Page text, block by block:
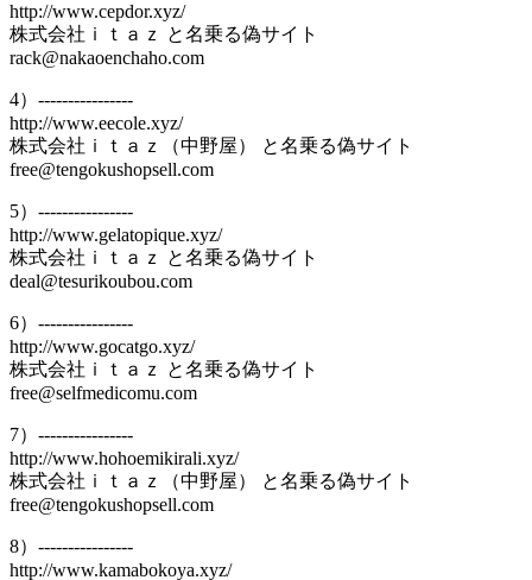
http://www.cepdor.xyz/
株式会社ｉｔａｚ と名乗る偽サイト
rack@nakaoenchaho.com
4）----------------
http://www.eecole.xyz/
株式会社ｉｔａｚ（中野屋） と名乗る偽サイト
free@tengokushopsell.com
5）----------------
http://www.gelatopique.xyz/
株式会社ｉｔａｚ と名乗る偽サイト
deal@tesurikoubou.com
6）----------------
http://www.gocatgo.xyz/
株式会社ｉｔａｚ と名乗る偽サイト
free@selfmedicomu.com
7）----------------
http://www.hohoemikirali.xyz/
株式会社ｉｔａｚ（中野屋） と名乗る偽サイト
free@tengokushopsell.com
8）----------------
http://www.kamabokoya.xyz/